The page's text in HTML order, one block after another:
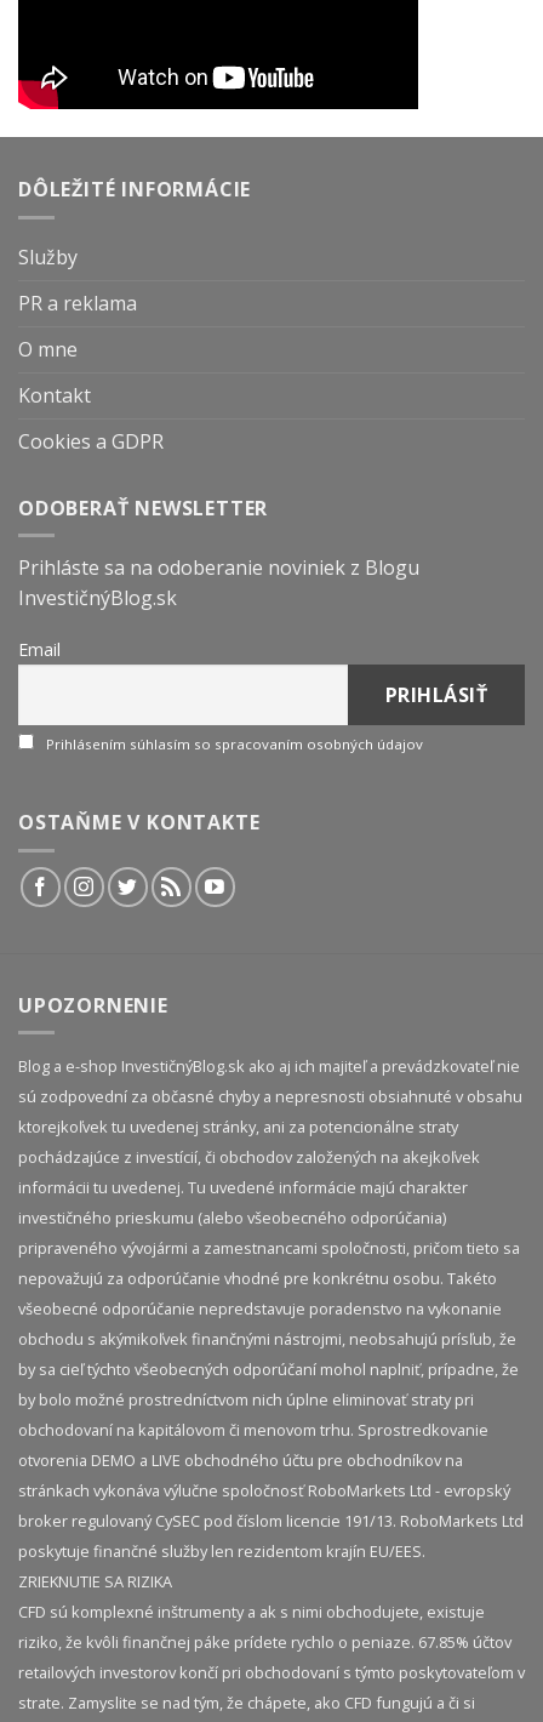
DÔLEŽITÉ INFORMÁCIE
Služby
PR a reklama
O mne
Kontakt
Cookies a GDPR
ODOBERAŤ NEWSLETTER
Prihláste sa na odoberanie noviniek z Blogu
InvestičnýBlog.sk
Email
Prihlásením súhlasím so spracovaním osobných údajov
OSTAŇME V KONTAKTE
UPOZORNENIE
Blog a e-shop InvestičnýBlog.sk ako aj ich majiteľ a prevádzkovateľ nie
sú zodpovední za občasné chyby a nepresnosti obsiahnuté v obsahu
ktorejkoľvek tu uvedenej stránky, ani za potencionálne straty
pochádzajúce z investícií, či obchodov založených na akejkoľvek
informácii tu uvedenej. Tu uvedené informácie majú charakter
investičného prieskumu (alebo všeobecného odporúčania)
pripraveného vývojármi a zamestnancami spoločnosti, pričom tieto sa
nepovažujú za odporúčanie vhodné pre konkrétnu osobu. Takéto
všeobecné odporúčanie nepredstavuje poradenstvo na vykonanie
obchodu s akýmikoľvek finančnými nástrojmi, neobsahujú prísľub, že
by sa cieľ týchto všeobecných odporúčaní mohol naplniť, prípadne, že
by bolo možné prostredníctvom nich úplne eliminovať straty pri
obchodovaní na kapitálovom či menovom trhu. Sprostredkovanie
otvorenia DEMO a LIVE obchodného účtu pre obchodníkov na
stránkach vykonáva výlučne spoločnosť RoboMarkets Ltd - evropský
broker regulovaný CySEC pod číslom licencie 191/13. RoboMarkets Ltd
poskytuje finančné služby len rezidentom krajín EU/EES.
ZRIEKNUTIE SA RIZIKA
CFD sú komplexné inštrumenty a ak s nimi obchodujete, existuje
riziko, že kvôli finančnej páke prídete rychlo o peniaze. 67.85% účtov
retailových investorov končí pri obchodovaní s týmto poskytovateľom v
strate. Zamyslite se nad tým, že chápete, ako CFD fungujú a či si